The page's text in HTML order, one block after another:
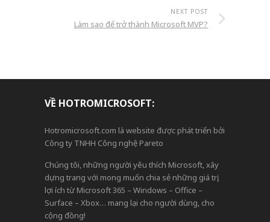
NEXT POST
Làm sao để trở thành Microsoft MVP?
VỀ HOTROMICROSOFT:
Hotromicrosoft.com là website được phát triển bởi
Công ty TNHH Công nghệ Pareto
Chúng tôi, những người yêu thích Microsoft, xây
dựng trang với mong muốn chia sẻ những giá trị,
lợi ích từ Microsoft 365 – Windows – Office –
Surface – Xbox… mang lại cho người dùng, cho
cộng đồng!